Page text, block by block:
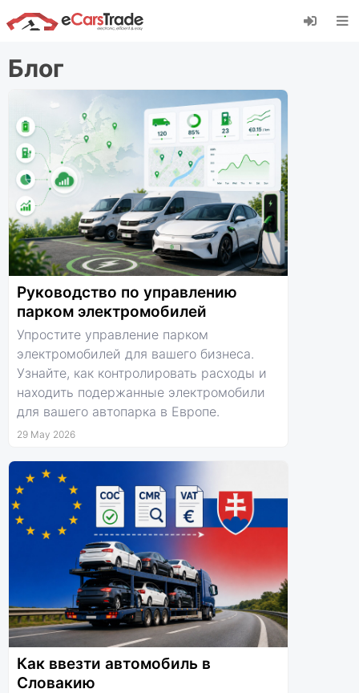
Установите веб-приложение eCarsTrade,
добавьте его на главный экран и получайте
Блог
Руководство по управлению
парком электромобилей
Упростите управление парком
электромобилей для вашего бизнеса.
Узнайте, как контролировать расходы и
находить подержанные электромобили
для вашего автопарка в Европе.
29 May 2026
Как ввезти автомобиль в
Словакию